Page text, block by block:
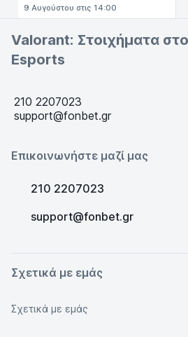
9 Αυγούστου στις 14:00
Valorant: Στοιχήματα
Esports
210 2207023
support@fonbet.gr
Επικοινωνήστε μαζί μας
210 2207023
support@fonbet.gr
Σχετικά με εμάς
Σχετικά με εμάς